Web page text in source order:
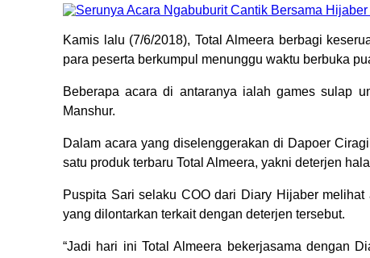
Kamis lalu (7/6/2018), Total Almeera berbagi
para peserta berkumpul menunggu waktu berbuka
Beberapa acara di antaranya ialah games sulap
Manshur.
Dalam acara yang diselenggerakan di Dapoer
satu produk terbaru Total Almeera, yakni deterjen
Puspita Sari selaku COO dari Diary Hijaber
yang dilontarkan terkait dengan deterjen tersebut.
“Jadi hari ini Total Almeera bekerjasama dengan